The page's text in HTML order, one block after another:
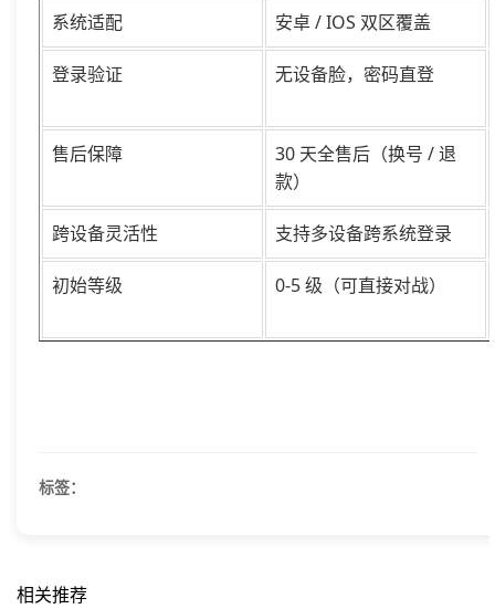
系统适配 安卓 / IOS 双区覆盖
登录验证 无设备脸，密码直登
售后保障
30 天全售后（换号 / 退
款）
跨设备灵活性 支持多设备跨系统登录
初始等级 0-5 级（可直接对战）
标签：
相关推荐